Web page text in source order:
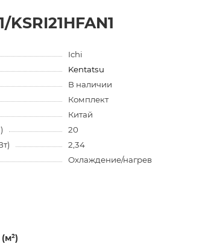
Ichi
Kentatsu
В наличии
Комплект
Китай
20
2,34
Охлаждение/нагрев